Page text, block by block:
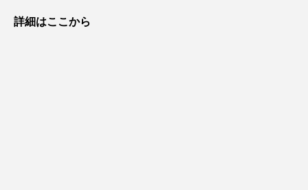
詳細はここから